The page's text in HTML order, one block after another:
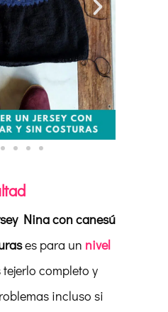
Nina con canesú
es para un nivel
tejerlo completo y
incluso si